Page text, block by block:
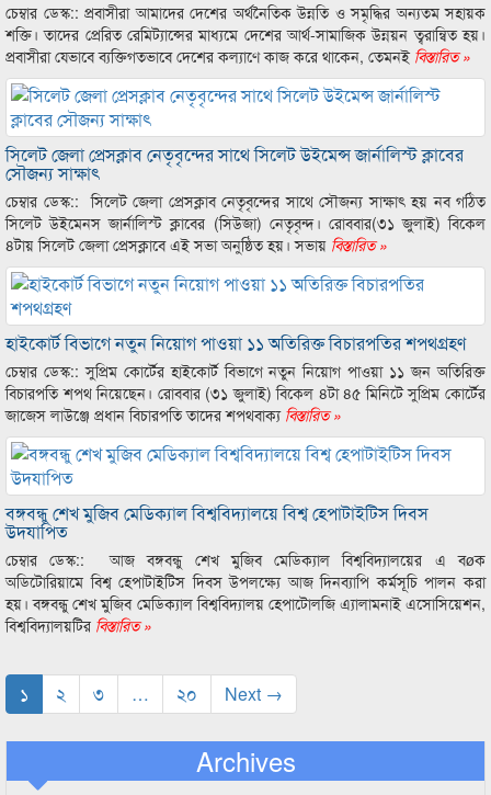
চেম্বার ডেস্ক:: প্রবাসীরা আমাদের দেশের অর্থনৈতিক উন্নতি ও সমৃদ্ধির অন্যতম সহায়ক
শক্তি। তাদের প্রেরিত রেমিট্যান্সের মাধ্যমে দেশের আর্থ-সামাজিক উন্নয়ন ত্বরান্বিত হয়।
প্রবাসীরা যেভাবে ব্যক্তিগতভাবে দেশের কল্যাণে কাজ করে থাকেন, তেমনইবিস্তারিত »
সিলেট জেলা প্রেসক্লাব নেতৃবৃন্দের সাথে সিলেট উইমেন্স জার্নালিস্ট ক্লাবের
সৌজন্য সাক্ষাৎ
চেম্বার ডেস্ক:: সিলেট জেলা প্রেসক্লাব নেতৃবৃন্দের সাথে সৌজন্য সাক্ষাৎ হয় নব গঠিত
সিলেট উইমেনস জার্নালিস্ট ক্লাবের (সিউজা) নেতৃবৃন্দ। রোববার(৩১ জুলাই) বিকেল
৪টায় সিলেট জেলা প্রেসক্লাবে এই সভা অনুষ্ঠিত হয়। সভায় বিস্তারিত »
হাইকোর্ট বিভাগে নতুন নিয়োগ পাওয়া ১১ অতিরিক্ত বিচারপতির শপথগ্রহণ
চেম্বার ডেস্ক:: সুপ্রিম কোর্টের হাইকোর্ট বিভাগে নতুন নিয়োগ পাওয়া ১১ জন অতিরিক্ত
বিচারপতি শপথ নিয়েছেন। রোববার (৩১ জুলাই) বিকেল ৪টা ৪৫ মিনিটে সুপ্রিম কোর্টের
জাজেস লাউঞ্জে প্রধান বিচারপতি তাদের শপথবাক্যবিস্তারিত »
বঙ্গবন্ধু শেখ মুজিব মেডিক্যাল বিশ্ববিদ্যালয়ে বিশ্ব হেপাটাইটিস দিবস
উদযাপিত
চেম্বার ডেস্ক:: আজ বঙ্গবন্ধু শেখ মুজিব মেডিক্যাল বিশ্ববিদ্যালয়ের এ বøক
অডিটোরিয়ামে বিশ্ব হেপাটাইটিস দিবস উপলক্ষ্যে আজ দিনব্যাপি কর্মসূচি পালন করা
হয়। বঙ্গবন্ধু শেখ মুজিব মেডিক্যাল বিশ্ববিদ্যালয় হেপাটোলজি এ্যালামনাই এসোসিয়েশন,
বিশ্ববিদ্যালয়টির বিস্তারিত »
১ ২ ৩ … ২০ Next →
Archives